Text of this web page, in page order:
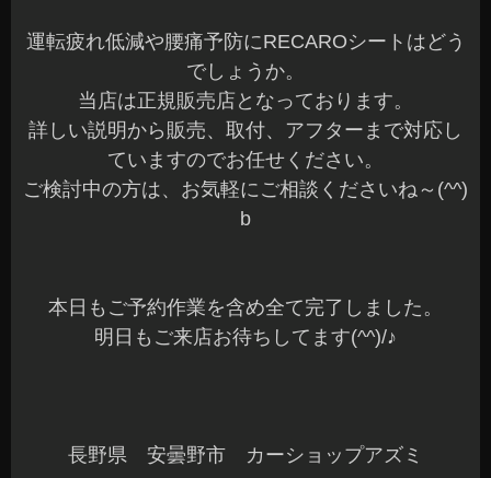
運転疲れ低減や腰痛予防にRECAROシートはどう
でしょうか。
当店は正規販売店となっております。
詳しい説明から販売、取付、アフターまで対応し
ていますのでお任せください。
ご検討中の方は、お気軽にご相談くださいね～(^^)
b
本日もご予約作業を含め全て完了しました。
明日もご来店お待ちしてます(^^)/♪
長野県 安曇野市 カーショップアズミ